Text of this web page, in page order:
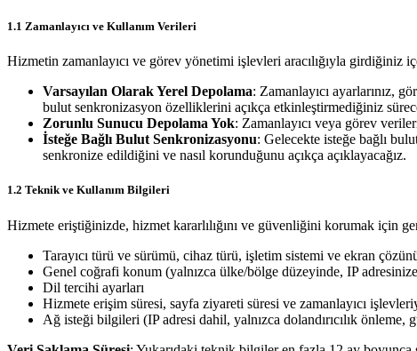
1.1 Zamanlayıcı ve Kullanım Verileri
Hizmetin zamanlayıcı ve görev yönetimi işlevleri aracılığıyla girdiğiniz
Varsayılan Olarak Yerel Depolama: Zamanlayıcı ayarlarınız,
bulut senkronizasyon özelliklerini açıkça etkinleştirmediğiniz
Zorunlu Sunucu Depolama Yok: Zamanlayıcı veya görev
İsteğe Bağlı Bulut Senkronizasyonu: Gelecekte isteğe bağlı
senkronize edildiğini ve nasıl korunduğunu açıkça açıklayacağız.
1.2 Teknik ve Kullanım Bilgileri
Hizmete eriştiğinizde, hizmet kararlılığını ve güvenliğini korumak için
Tarayıcı türü ve sürümü, cihaz türü, işletim sistemi ve ekran
Genel coğrafi konum (yalnızca ülke/bölge düzeyinde, IP
Dil tercihi ayarları
Hizmete erişim süresi, sayfa ziyareti süresi ve zamanlayıcı
Ağ isteği bilgileri (IP adresi dahil, yalnızca dolandırıcılık